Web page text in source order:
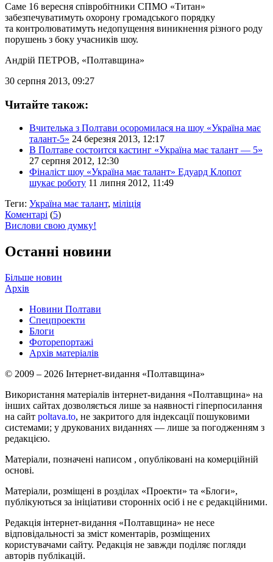
Саме 16 вересня співробітники СПМО «Титан»
забезпечуватимуть охорону громадського порядку
та контролюватимуть недопущення виникнення різного роду
порушень з боку учасників шоу.
Андрій ПЕТРОВ, «Полтавщина»
30 серпня 2013, 09:27
Читайте також:
Вчителька з Полтави осоромилася на шоу «Україна має
талант-5» 24 березня 2013, 12:17
В Полтаве состоится кастинг «Україна має талант — 5»
27 серпня 2012, 12:30
Фіналіст шоу «Україна має талант» Едуард Клопот
шукає роботу 11 липня 2012, 11:49
Теги: Україна має талант, міліція
Коментарі (5)
Вислови свою думку!
Останні новини
Більше новин
Архів
Новини Полтави
Спецпроекти
Блоги
Фоторепортажі
Архів матеріалів
© 2009 – 2026 Інтернет-видання «Полтавщина»
Використання матеріалів інтернет-видання «Полтавщина» на
інших сайтах дозволяється лише за наявності гіперпосилання
на сайт poltava.to, не закритого для індексації пошуковими
системами; у друкованих виданнях — лише за погодженням з
редакцією.
Матеріали, позначені написом , опубліковані на комерційній
основі.
Матеріали, розміщені в розділах «Проекти» та «Блоги»,
публікуються за ініціативи сторонніх осіб і не є редакційними.
Редакція інтернет-видання «Полтавщина» не несе
відповідальності за зміст коментарів, розміщених
користувачами сайту. Редакція не завжди поділяє погляди
авторів публікацій.